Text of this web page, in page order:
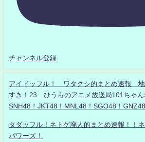
チャンネル登録
アイドッフル！ ワタクシ的まとめ速報 地
すき！23 ひうらのアニメ放送局101ちゃ
SNH48！JKT48！MNL48！SGO48！
タダッフル！ネトゲ廃人的まとめ速報！！
パワーズ！